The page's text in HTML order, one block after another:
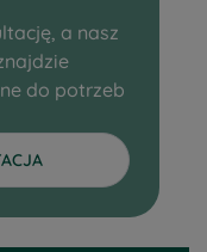
a nasz
do potrzeb